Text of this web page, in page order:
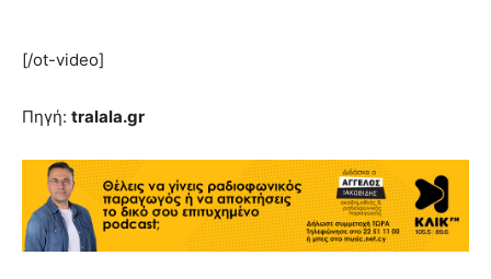
[/ot-video]
Πηγή: tralala.gr